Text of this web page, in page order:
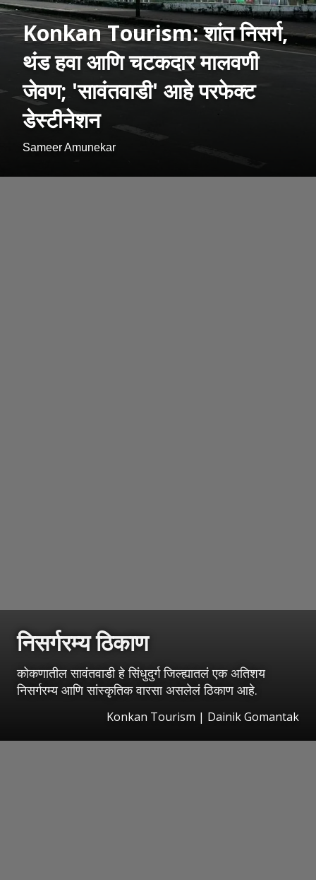
Konkan Tourism: शांत निसर्ग,
थंड हवा आणि चटकदार मालवणी
जेवण; 'सावंतवाडी' आहे परफेक्ट
डेस्टीनेशन
Sameer Amunekar
निसर्गरम्य ठिकाण
कोकणातील सावंतवाडी हे सिंधुदुर्ग जिल्ह्यातलं एक अतिशय
निसर्गरम्य आणि सांस्कृतिक वारसा असलेलं ठिकाण आहे.
Konkan Tourism | Dainik Gomantak